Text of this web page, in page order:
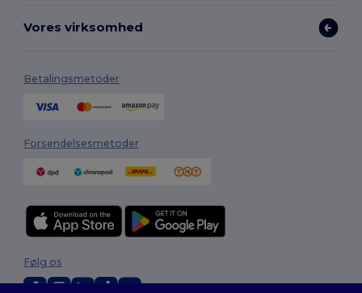
Vores virksomhed
Betalingsmetoder
Forsendelsesmetoder
Følg os